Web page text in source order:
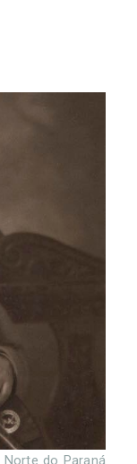
do Paraná